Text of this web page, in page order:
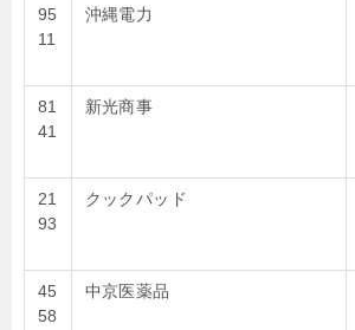
95
11
沖縄電力
81
41
新光商事
21
93
クックパッド
45
58
中京医薬品